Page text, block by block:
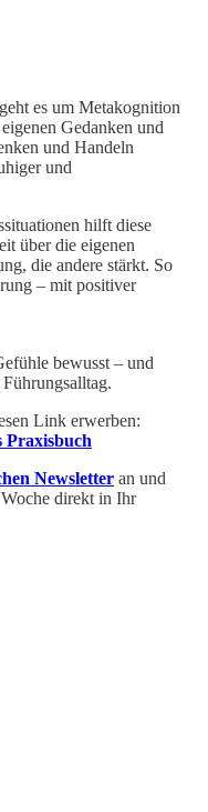
geht es um Metakognition
Gedanken und
und Handeln
und
hilft diese
über die eigenen
die andere stärkt. So
– mit positiver
bewusst – und
Link erwerben:
Praxisbuch
Newsletter an und
direkt in Ihr